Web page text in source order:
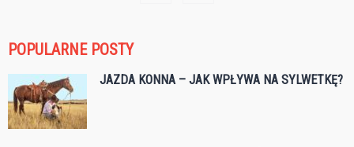
POPULARNE POSTY
JAZDA KONNA – JAK WPŁYWA NA SYLWETKĘ?